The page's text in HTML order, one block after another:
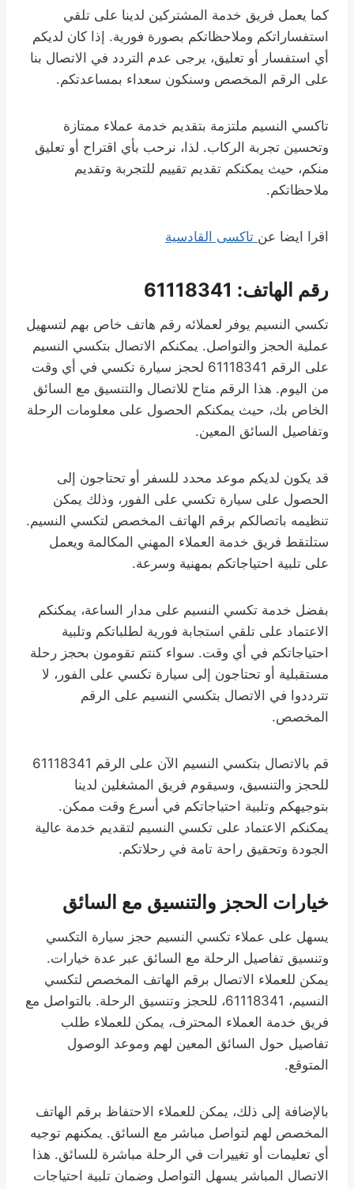
كما يعمل فريق خدمة المشتركين لدينا على تلقي
استفساراتكم وملاحظاتكم بصورة فورية. إذا كان لديكم
أي استفسار أو تعليق، يرجى عدم التردد في الاتصال بنا
على الرقم المخصص وسنكون سعداء بمساعدتكم.
تاكسي النسيم ملتزمة بتقديم خدمة عملاء ممتازة
وتحسين تجربة الركاب. لذا، نرحب بأي اقتراح أو تعليق
منكم، حيث يمكنكم تقديم تقييم للتجربة وتقديم
ملاحظاتكم.
اقرا ايضا عن تاكسى القادسية
رقم الهاتف: 61118341
تكسي النسيم يوفر لعملائه رقم هاتف خاص بهم لتسهيل
عملية الحجز والتواصل. يمكنكم الاتصال بتكسي النسيم
على الرقم 61118341 لحجز سيارة تكسي في أي وقت
من اليوم. هذا الرقم متاح للاتصال والتنسيق مع السائق
الخاص بك، حيث يمكنكم الحصول على معلومات الرحلة
وتفاصيل السائق المعين.
قد يكون لديكم موعد محدد للسفر أو تحتاجون إلى
الحصول على سيارة تكسي على الفور، وذلك يمكن
تنظيمه باتصالكم برقم الهاتف المخصص لتكسي النسيم.
ستلتقط فريق خدمة العملاء المهني المكالمة ويعمل
على تلبية احتياجاتكم بمهنية وسرعة.
بفضل خدمة تكسي النسيم على مدار الساعة، يمكنكم
الاعتماد على تلقي استجابة فورية لطلباتكم وتلبية
احتياجاتكم في أي وقت. سواء كنتم تقومون بحجز رحلة
مستقبلية أو تحتاجون إلى سيارة تكسي على الفور، لا
تترددوا في الاتصال بتكسي النسيم على الرقم
المخصص.
قم بالاتصال بتكسي النسيم الآن على الرقم 61118341
للحجز والتنسيق، وسيقوم فريق المشغلين لدينا
بتوجيهكم وتلبية احتياجاتكم في أسرع وقت ممكن.
يمكنكم الاعتماد على تكسي النسيم لتقديم خدمة عالية
الجودة وتحقيق راحة تامة في رحلاتكم.
خيارات الحجز والتنسيق مع السائق
يسهل على عملاء تكسي النسيم حجز سيارة التكسي
وتنسيق تفاصيل الرحلة مع السائق عبر عدة خيارات.
يمكن للعملاء الاتصال برقم الهاتف المخصص لتكسي
النسيم، 61118341، للحجز وتنسيق الرحلة. بالتواصل مع
فريق خدمة العملاء المحترف، يمكن للعملاء طلب
تفاصيل حول السائق المعين لهم وموعد الوصول
المتوقع.
بالإضافة إلى ذلك، يمكن للعملاء الاحتفاظ برقم الهاتف
المخصص لهم لتواصل مباشر مع السائق. يمكنهم توجيه
أي تعليمات أو تغييرات في الرحلة مباشرة للسائق. هذا
الاتصال المباشر يسهل التواصل وضمان تلبية احتياجات